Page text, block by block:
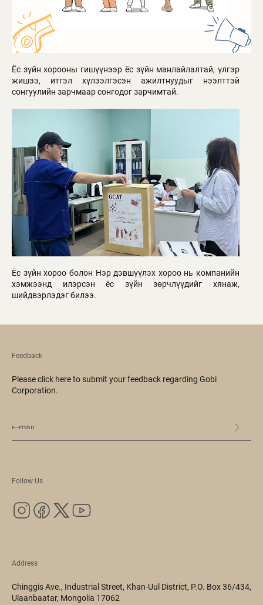
Ёс зүйн хорооны гишүүнээр ёс зүйн манлайлалтай, үлгэр
жишээ, итгэл хүлээлгэсэн ажилтнуудыг нээлттэй
сонгуулийн зарчмаар сонгодог зарчимтай.
Ёс зүйн хороо болон Нэр дэвшүүлэх хороо нь компанийн
хэмжээнд илэрсэн ёс зүйн зөрчлүүдийг хянаж,
шийдвэрлэдэг билээ.
Address
Chinggis Ave., Industrial Street, Khan-Uul District, P.O. Box 36/434,
Ulaanbaatar, Mongolia 17062
Feedback
Please click here to submit your feedback regarding Gobi
Corporation.
Follow Us